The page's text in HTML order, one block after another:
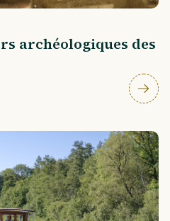
archéologiques des